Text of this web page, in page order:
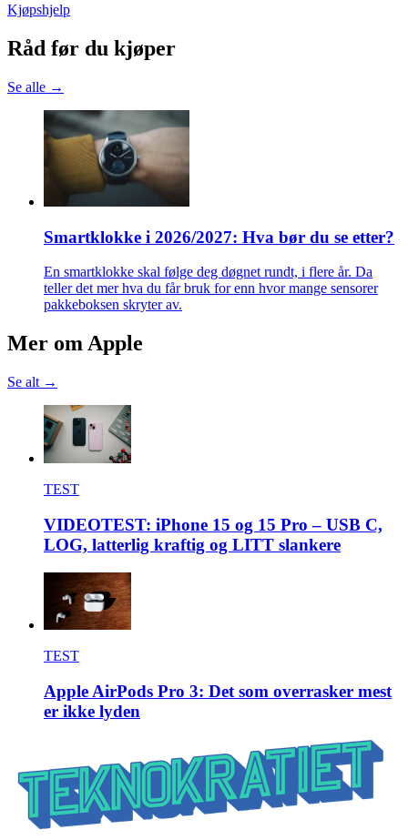
Kjøpshjelp
Råd før du kjøper
Se alle →
Smartklokke i 2026/2027: Hva bør du se etter?
En smartklokke skal følge deg døgnet rundt, i flere år. Da
teller det mer hva du får bruk for enn hvor mange sensorer
pakkeboksen skryter av.
Mer omApple
Se alt →
TEST
VIDEOTEST: iPhone 15 og 15 Pro – USB C,
LOG, latterlig kraftig og LITT slankere
TEST
Apple AirPods Pro 3: Det som overrasker mest
er ikke lyden